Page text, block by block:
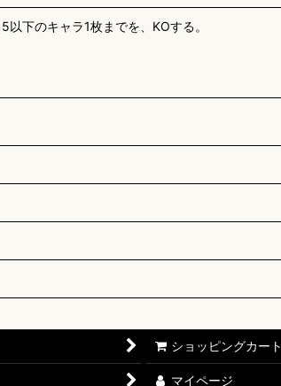
下のキャラ1枚までを、KOする。
ショッピングカート
マイページ